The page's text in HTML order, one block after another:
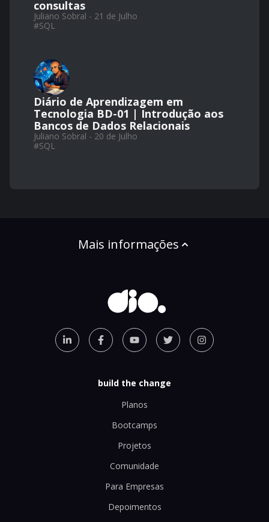
consultas
Juliano Sobral - 21 de Julho
#SQL
Diário de Aprendizagem em
Tecnologia BD-01 | Introdução aos
Bancos de Dados Relacionais
Juliano Sobral - 20 de Julho
#SQL
Mais informações
build the change
Planos
Bootcamps
Projetos
Comunidade
Para Empresas
Depoimentos